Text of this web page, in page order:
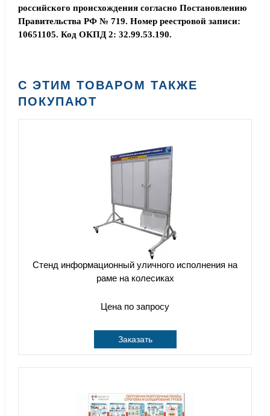
российского происхождения согласно Постановлению
Правительства РФ № 719. Номер реестровой записи:
10651105. Код ОКПД 2: 32.99.53.190.
С ЭТИМ ТОВАРОМ ТАКЖЕ
ПОКУПАЮТ
Стенд информационный уличного исполнения на
раме на колесиках
Цена по запросу
Заказать